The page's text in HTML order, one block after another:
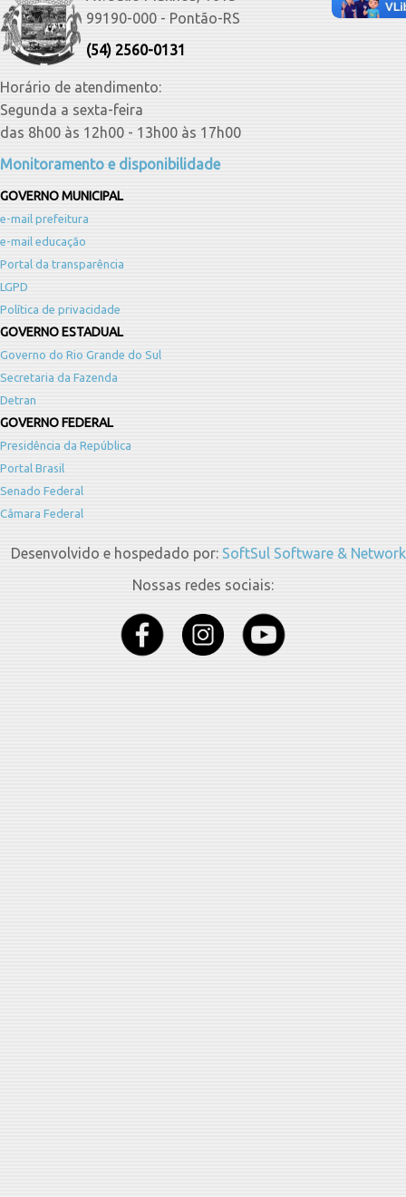
99190-000 - Pontão-RS
(54) 2560-0131
Horário de atendimento:
Segunda a sexta-feira
das 8h00 às 12h00 - 13h00 às 17h00
Monitoramento e disponibilidade
GOVERNO MUNICIPAL
e-mail prefeitura
e-mail educação
Portal da transparência
LGPD
Política de privacidade
GOVERNO ESTADUAL
Governo do Rio Grande do Sul
Secretaria da Fazenda
Detran
GOVERNO FEDERAL
Presidência da República
Portal Brasil
Senado Federal
Câmara Federal
Desenvolvido e hospedado por: SoftSul Software & Network
Nossas redes sociais: